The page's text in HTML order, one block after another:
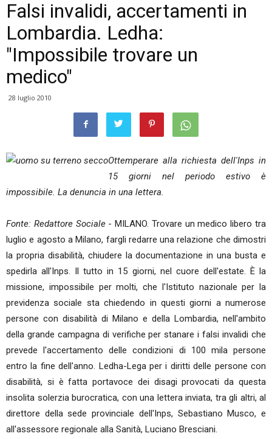
Falsi invalidi, accertamenti in
Lombardia. Ledha:
"Impossibile trovare un
medico"
28 luglio 2010
Ottemperare alla richiesta dell'Inps in
15 giorni nel periodo estivo è
impossibile. La denuncia in una lettera.
Fonte: Redattore Sociale- MILANO. Trovare un medico libero tra
luglio e agosto a Milano, fargli redarre una relazione che dimostri
la propria disabilità, chiudere la documentazione in una busta e
spedirla all'Inps. Il tutto in 15 giorni, nel cuore dell'estate. È la
missione, impossibile per molti, che l'Istituto nazionale per la
previdenza sociale sta chiedendo in questi giorni a numerose
persone con disabilità di Milano e della Lombardia, nell'ambito
della grande campagna di verifiche per stanare i falsi invalidi che
prevede l'accertamento delle condizioni di 100 mila persone
entro la fine dell'anno. Ledha-Lega per i diritti delle persone con
disabilità, si è fatta portavoce dei disagi provocati da questa
insolita solerzia burocratica, con una lettera inviata, tra gli altri, al
direttore della sede provinciale dell'Inps, Sebastiano Musco, e
all'assessore regionale alla Sanità, Luciano Bresciani.